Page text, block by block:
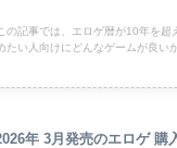
この記事では、エロゲ暦が10年を
たい人向けにどんなゲームが良い
年 3月発売のエロゲ 購